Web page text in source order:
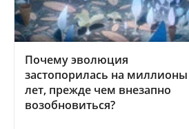
Почему эволюция
застопорилась на миллионы
лет, прежде чем внезапно
возобновиться?